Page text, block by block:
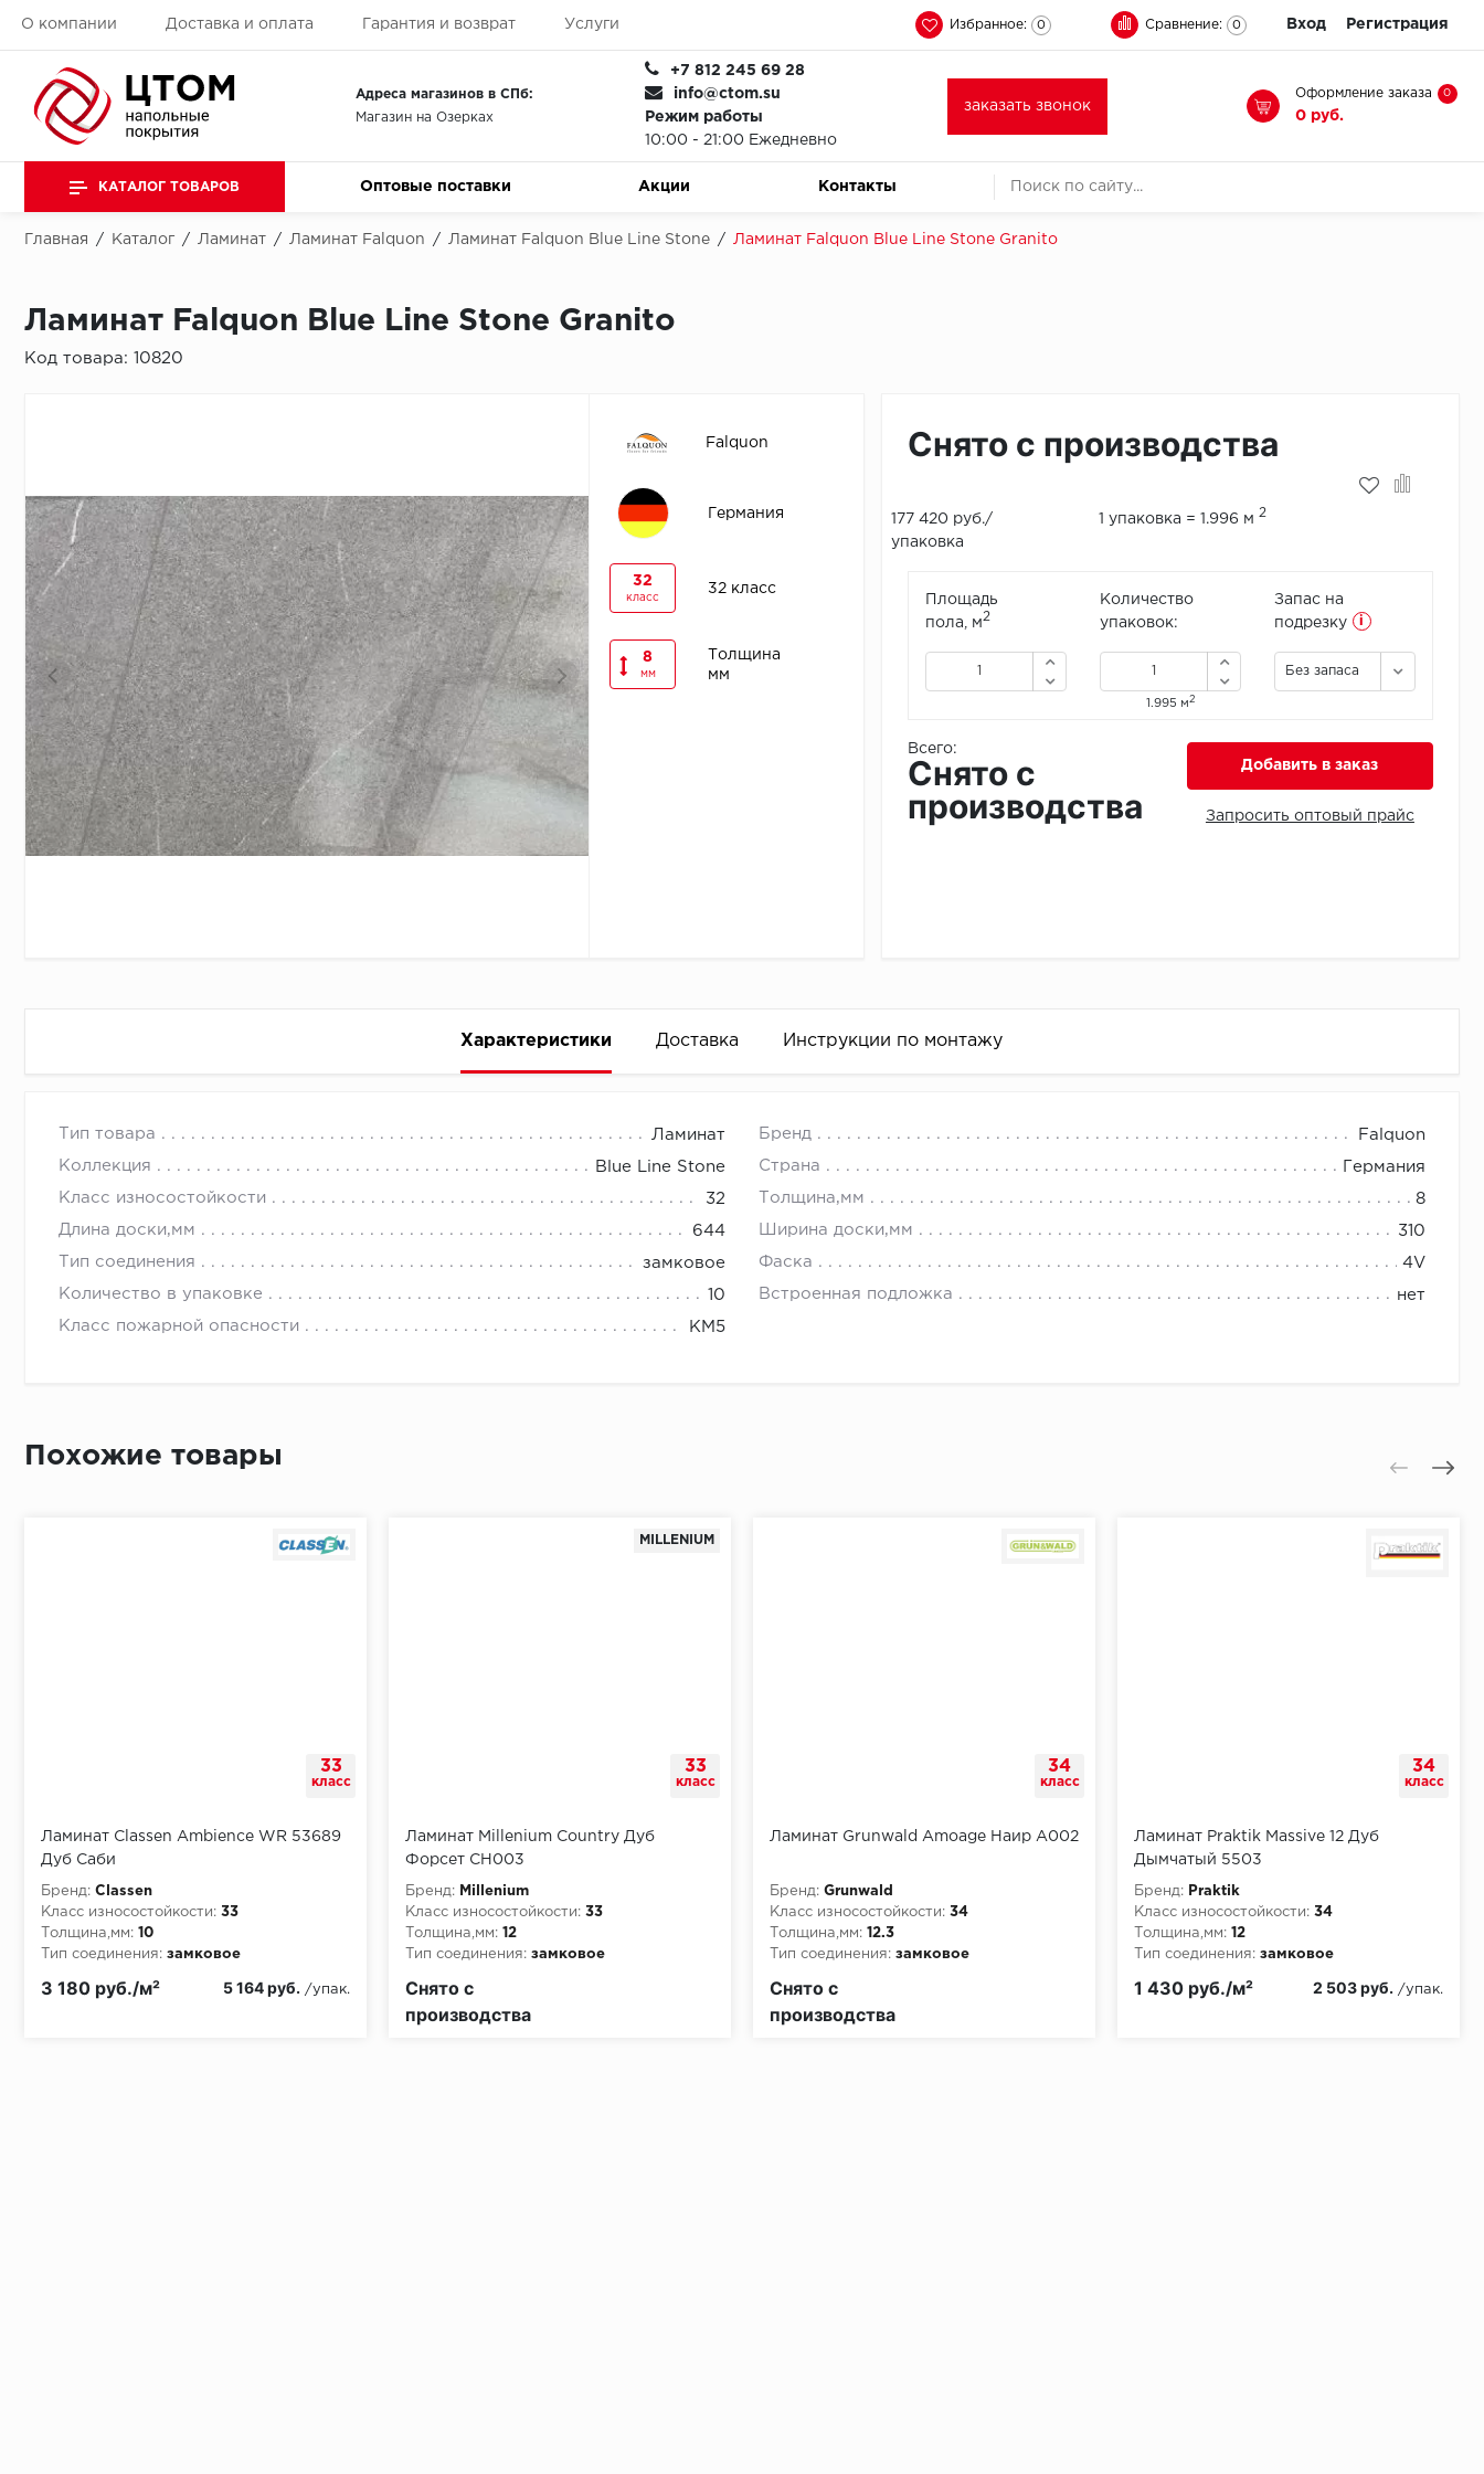
О компании Доставка и оплата Гарантия и возврат Услуги Избранное: 0 Сравнение: 0 Вход Регистрация
Адреса магазинов в СПб:
Магазин на Озерках
+7 812 245 69 28
info@ctom.su
Режим работы
10:00 - 21:00 Ежедневно
заказать звонок
Оформление заказа 0
0 руб.
КАТАЛОГ ТОВАРОВ Оптовые поставки Акции Контакты
Главная / Каталог / Ламинат / Ламинат Falquon / Ламинат Falquon Blue Line Stone / Ламинат Falquon Blue Line Stone Granito
Ламинат Falquon Blue Line Stone Granito
Код товара: 10820
Falquon
Германия
32
класс
32 класс
8
мм
Толщина
мм
Снято с производства
177 420 руб./
упаковка
1 упаковка = 1.996 м 2
Площадь
пола, м2
Количество
упаковок:
1.995 м2
Запас на
подрезку
i
Без запаса
Всего:
Снято с
производства
Добавить в заказ
Запросить оптовый прайс
Характеристики Доставка Инструкции по монтажу
Тип товара Ламинат Бренд Falquon
Коллекция Blue Line Stone Страна Германия
Класс износостойкости 32 Толщина,мм 8
Длина доски,мм 644 Ширина доски,мм 310
Тип соединения замковое Фаска 4V
Количество в упаковке 10 Встроенная подложка нет
Класс пожарной опасности КМ5
Время доставки
Условия доставки
Первый ряд:
Похожие товары
33
класс
Ламинат Classen Ambience WR 53689
Дуб Саби
Бренд: Classen
Класс износостойкости: 33
Толщина,мм: 10
Тип соединения: замковое
3 180 руб./м² 5 164 руб. /упак.
33
класс
MILLENIUM
Ламинат Millenium Country Дуб
Форсет CH003
Бренд:
Millenium
Класс износостойкости: 33
Толщина,мм: 12
Тип соединения: замковое
Снято с
производства
34
класс
Ламинат Grunwald Amoage Наир A002
Бренд: Grunwald
Класс износостойкости: 34
Толщина,мм: 12.3
Тип соединения: замковое
Снято с
производства
34
класс
Ламинат Praktik Massive 12 Дуб
Дымчатый 5503
Бренд:
Praktik
Класс износостойкости: 34
Толщина,мм: 12
Тип соединения: замковое
1 430 руб./м² 2 503 руб. /упак.